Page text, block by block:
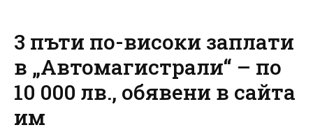
3 пъти по-високи заплати
в „Автомагистрали“ – по
10 000 лв., обявени в сайта
им